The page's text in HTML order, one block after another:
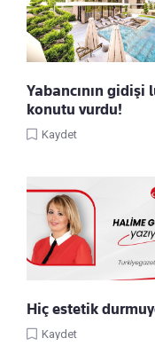
Yabancının gidişi
konutu vurdu!
Kaydet
Hiç estetik
Kaydet